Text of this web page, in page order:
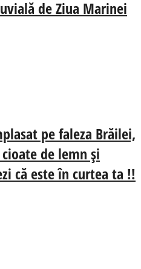
de Ziua Marinei
pe faleza Brăilei,
de lemn și
că este în curtea ta !!